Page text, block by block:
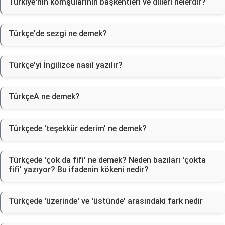
Türkçe'de sezgi ne demek?
Türkçe'yi İngilizce nasıl yazılır?
TürkçeA ne demek?
Türkçede 'teşekkür ederim' ne demek?
Türkçede 'çok da fifi' ne demek? Neden bazıları 'çokta
fifi' yazıyor? Bu ifadenin kökeni nedir?
Türkçede 'üzerinde' ve 'üstünde' arasındaki fark nedir